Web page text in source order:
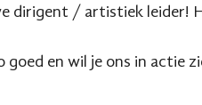
dirigent / artistiek leider!
goed en wil je ons in actie